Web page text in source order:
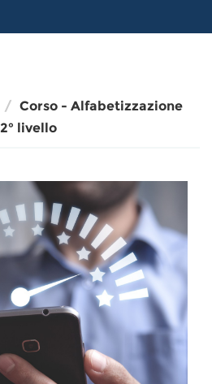
Corso - Alfabetizzazione
2° livello